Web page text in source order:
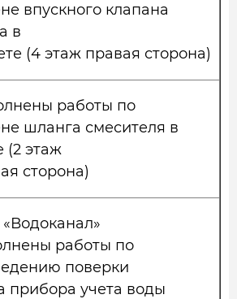
впускного клапана
в
(4 этаж правая сторона)
работы по
шланга смесителя в
(2 этаж
сторона)
работы по
поверки
прибора учета воды